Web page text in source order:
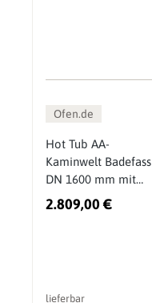
Ofen.de
Hot Tub AA-
Kaminwelt Badefass
DN 1600 mm mit
Außenofen
2.809,00 €
lieferbar